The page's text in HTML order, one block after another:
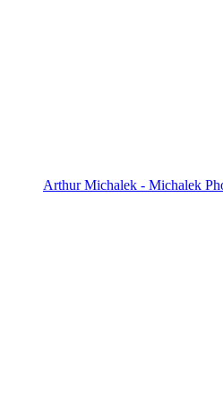
Arthur Michalek - Michalek